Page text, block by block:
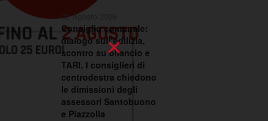
02 Agosto 2026
Consiglio comunale:
dialogo sull’edilizia,
scontro su bilancio e
TARI. I consiglieri di
centrodestra chiedono
le dimissioni degli
assessori Santobuono
e Piazzolla
×